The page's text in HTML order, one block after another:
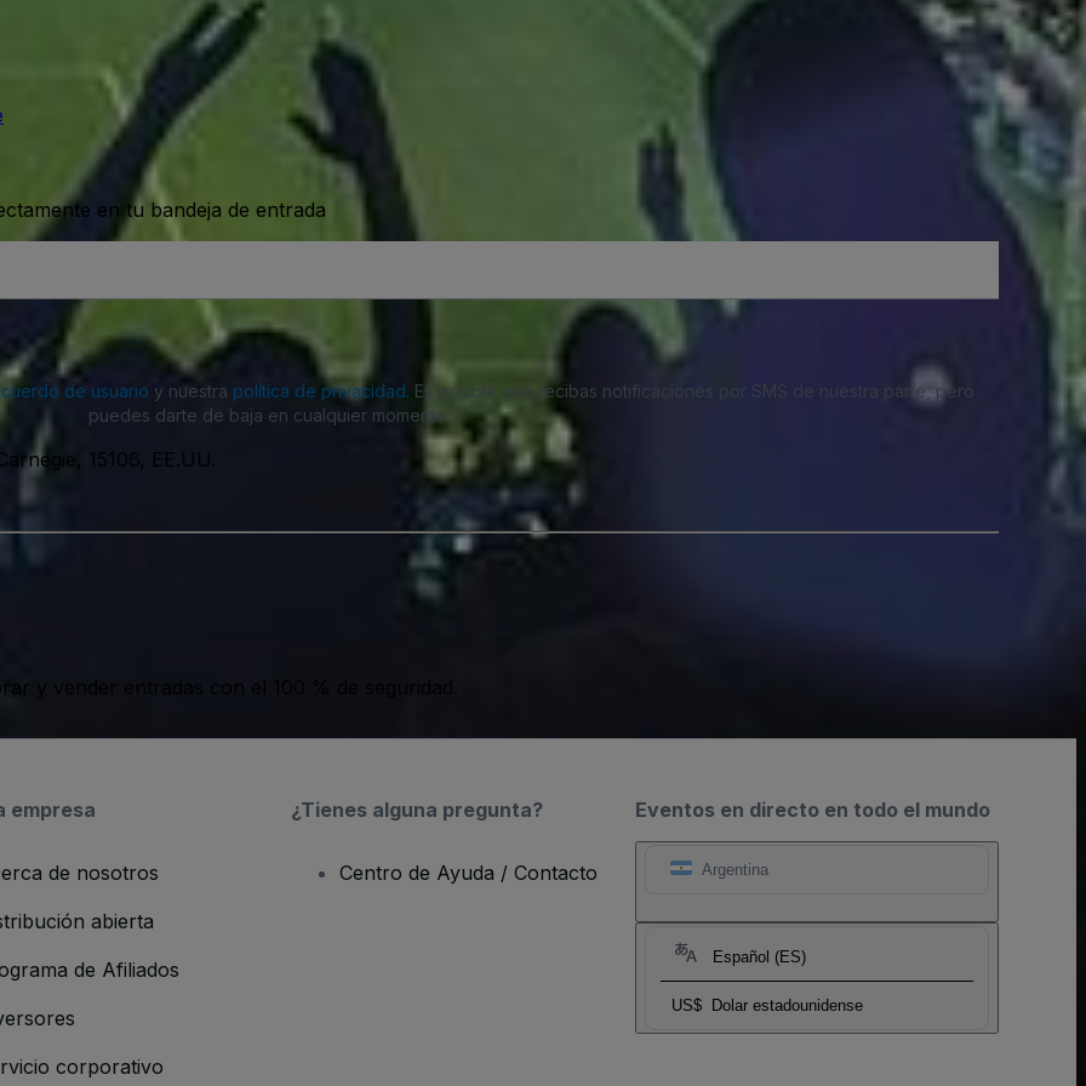
en tu bandeja de entrada
de usuario y nuestra política de privacidad. Es posible que recibas notificaciones por SMS de nuestra parte, pero
puedes darte de baja en cualquier momento.
15106, EE.UU.
y vender entradas con el 100 % de seguridad.
Eventos en directo en todo el mundo
Argentina
Español (ES)
US$ Dolar estadounidense
empresa
de nosotros
abierta
de Afiliados
corporativo
¿Tienes alguna pregunta?
Centro de Ayuda / Contacto